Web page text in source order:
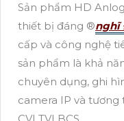
Sản phẩm HD Anlog
thiết bị đáng ®️nghĩ
cấp và công nghệ
sản phẩm là khả
chuyên dụng, ghi
camera IP và tương